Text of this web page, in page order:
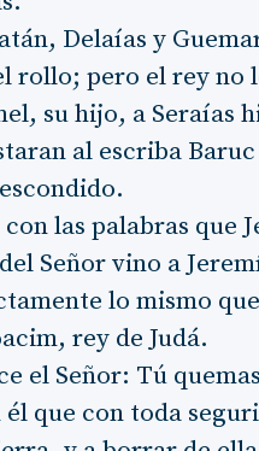
Delaías y
rollo; pero el rey no
su hijo, a Seraías
al escriba
las palabras que
Señor vino a
lo mismo
rey de Judá.
el Señor: Tú
que con toda